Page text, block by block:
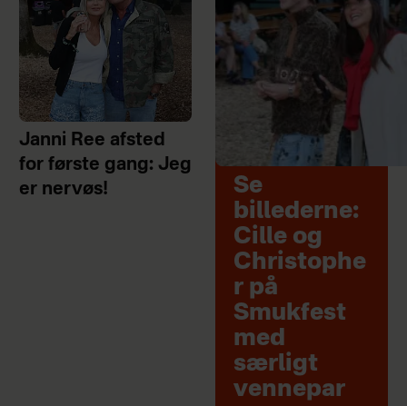
Janni Ree afsted
for første gang: Jeg
er nervøs!
Se
billederne:
Cille og
Christophe
r på
Smukfest
med
særligt
vennepar